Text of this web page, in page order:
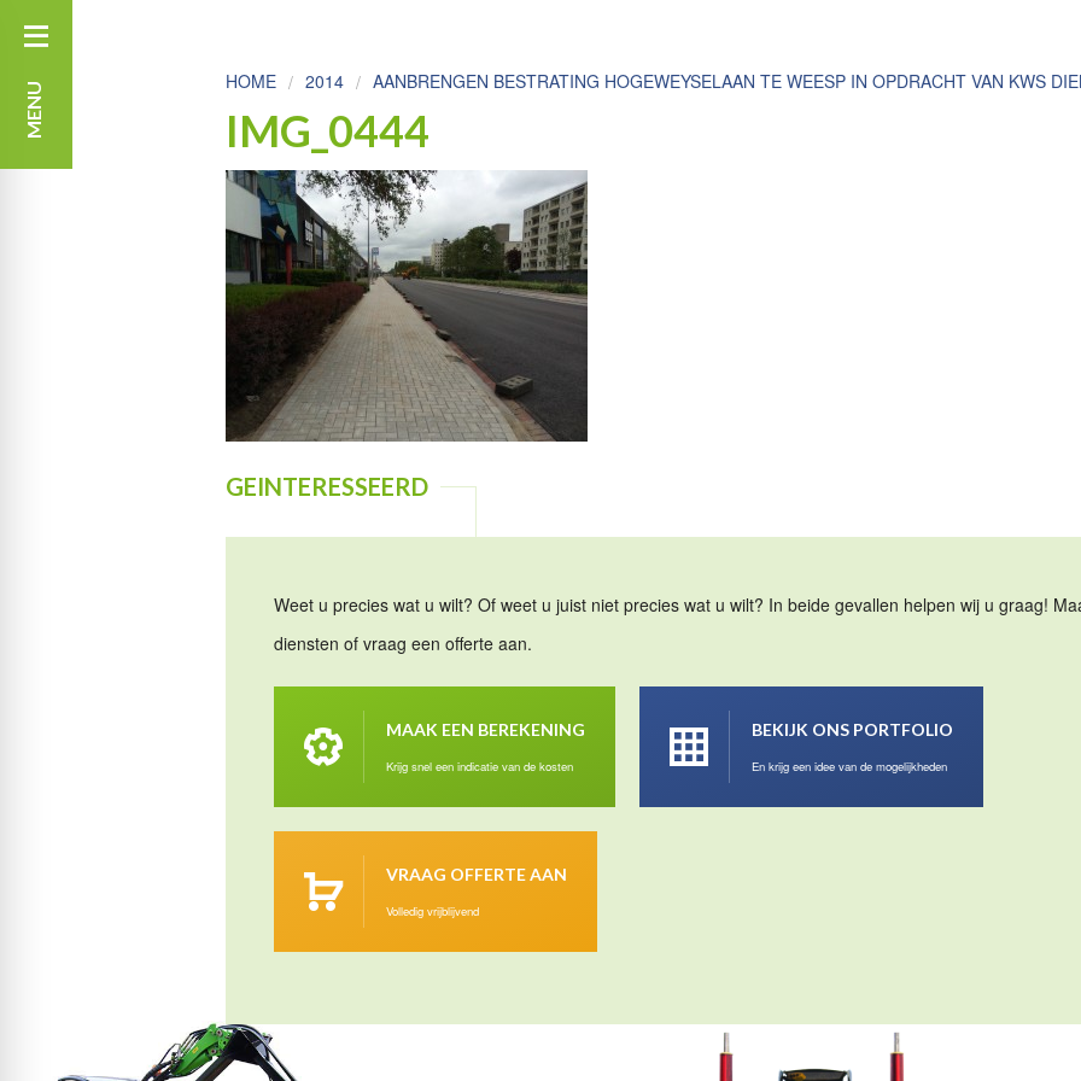
MENU
HOME 2014 AANBRENGEN BESTRATING HOGEWEYSELAAN TE WEESP IN OPDRACHT VAN KWS
IMG_0444
GEINTERESSEERD
Weet u precies wat u wilt? Of weet u juist niet precies wat u wilt? In beide gevallen helpen wij u graag!
diensten of vraag een offerte aan.
MAAK EEN BEREKENING
Krijg snel een indicatie van de kosten
BEKIJK ONS PORTFOLIO
En krijg een idee van de mogelijkheden
VRAAG OFFERTE AAN
Volledig vrijblijvend